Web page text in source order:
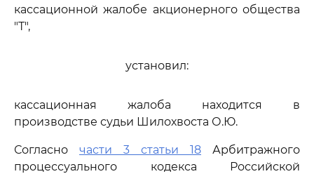
кассационной жалобе акционерного общества
"Т",
установил:
кассационная жалоба находится в
производстве судьи Шилохвоста О.Ю.
Согласно части 3 статьи 18 Арбитражного
процессуального кодекса Российской